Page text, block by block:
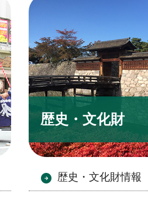
歴史・文化財
歴史・文化財情報